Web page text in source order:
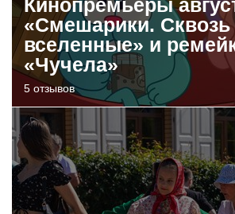
Кинопремьеры
«Смешарики. Сквозь
вселенные» и
«Чучела»
5 отзывов